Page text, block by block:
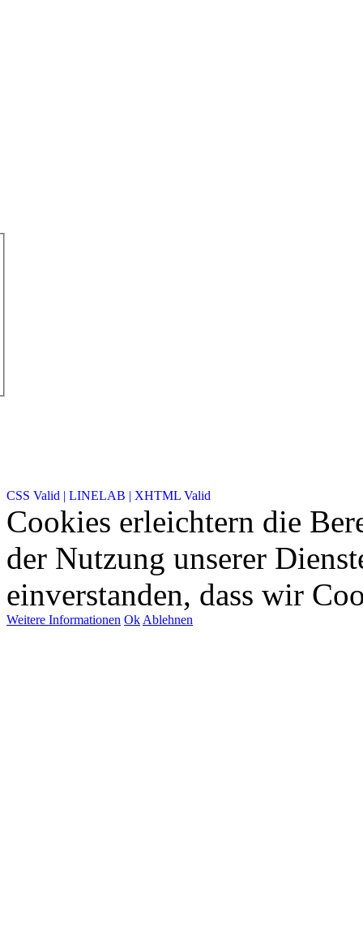
CSS Valid | LINELAB | XHTML Valid
Cookies erleichtern die
der Nutzung unserer
einverstanden, dass wir
Weitere Informationen OkAblehnen